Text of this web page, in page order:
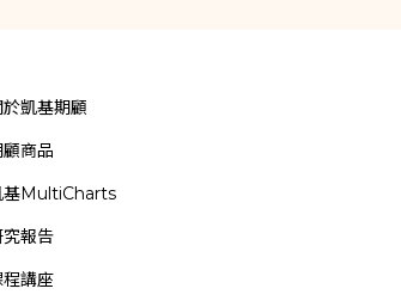
於凱基期顧
商品
基MultiCharts
究報告
程講座